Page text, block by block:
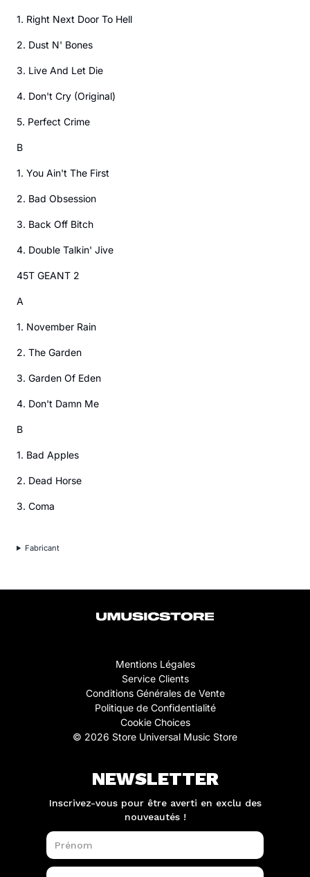
1. Right Next Door To Hell
2. Dust N' Bones
3. Live And Let Die
4. Don't Cry (Original)
5. Perfect Crime
B
1. You Ain't The First
2. Bad Obsession
3. Back Off Bitch
4. Double Talkin' Jive
45T GEANT 2
A
1. November Rain
2. The Garden
3. Garden Of Eden
4. Don't Damn Me
B
1. Bad Apples
2. Dead Horse
3. Coma
Fabricant
Mentions Légales
Service Clients
Conditions Générales de Vente
Politique de Confidentialité
Cookie Choices
© 2026 Store Universal Music Store